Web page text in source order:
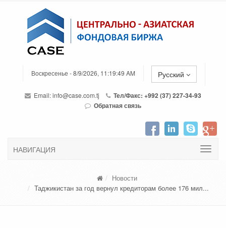
Воскресенье - 8/9/2026, 11:19:49 AM Русский
Email:info@case.com.tj
Тел/Факс: +992 (37) 227-34-93
Обратная связь
НАВИГАЦИЯ
Новости
Таджикистан за год вернул кредиторам более 176 мил...